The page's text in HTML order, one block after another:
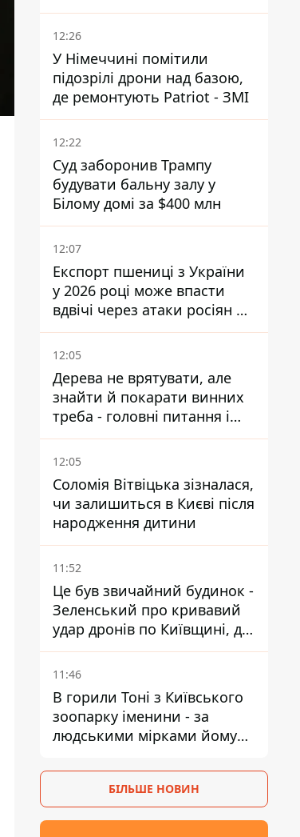
України - причину
замовчують
12:26
У Німеччині помітили
підозрілі дрони над базою,
де ремонтують Patriot - ЗМІ
12:22
Суд заборонив Трампу
будувати бальну залу у
Білому домі за $400 млн
12:07
Експорт пшениці з України
у 2026 році може впасти
вдвічі через атаки росіян по
портах
12:05
Дерева не врятувати, але
знайти й покарати винних
треба - головні питання і
висновки з конфлікту на
Теремках
12:05
Соломія Вітвіцька зізналася,
чи залишиться в Києві після
народження дитини
11:52
Це був звичайний будинок -
Зеленський про кривавий
удар дронів по Київщині, де
загинули дідусь, бабуся та їх
малолітній онук
11:46
В горили Тоні з Київського
зоопарку іменини - за
людськими мірками йому
БІЛЬШЕ НОВИН